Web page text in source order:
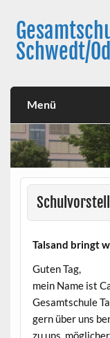
content
Schwedt/
Menü
Talsand bringt
Guten Tag,
mein Name ist
Gesamtschule
gern über uns
zu uns,